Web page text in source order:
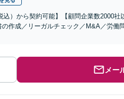
込）から契約可能】【顧問企業数2000
作成／リーガルチェック／M&A／労働
メー